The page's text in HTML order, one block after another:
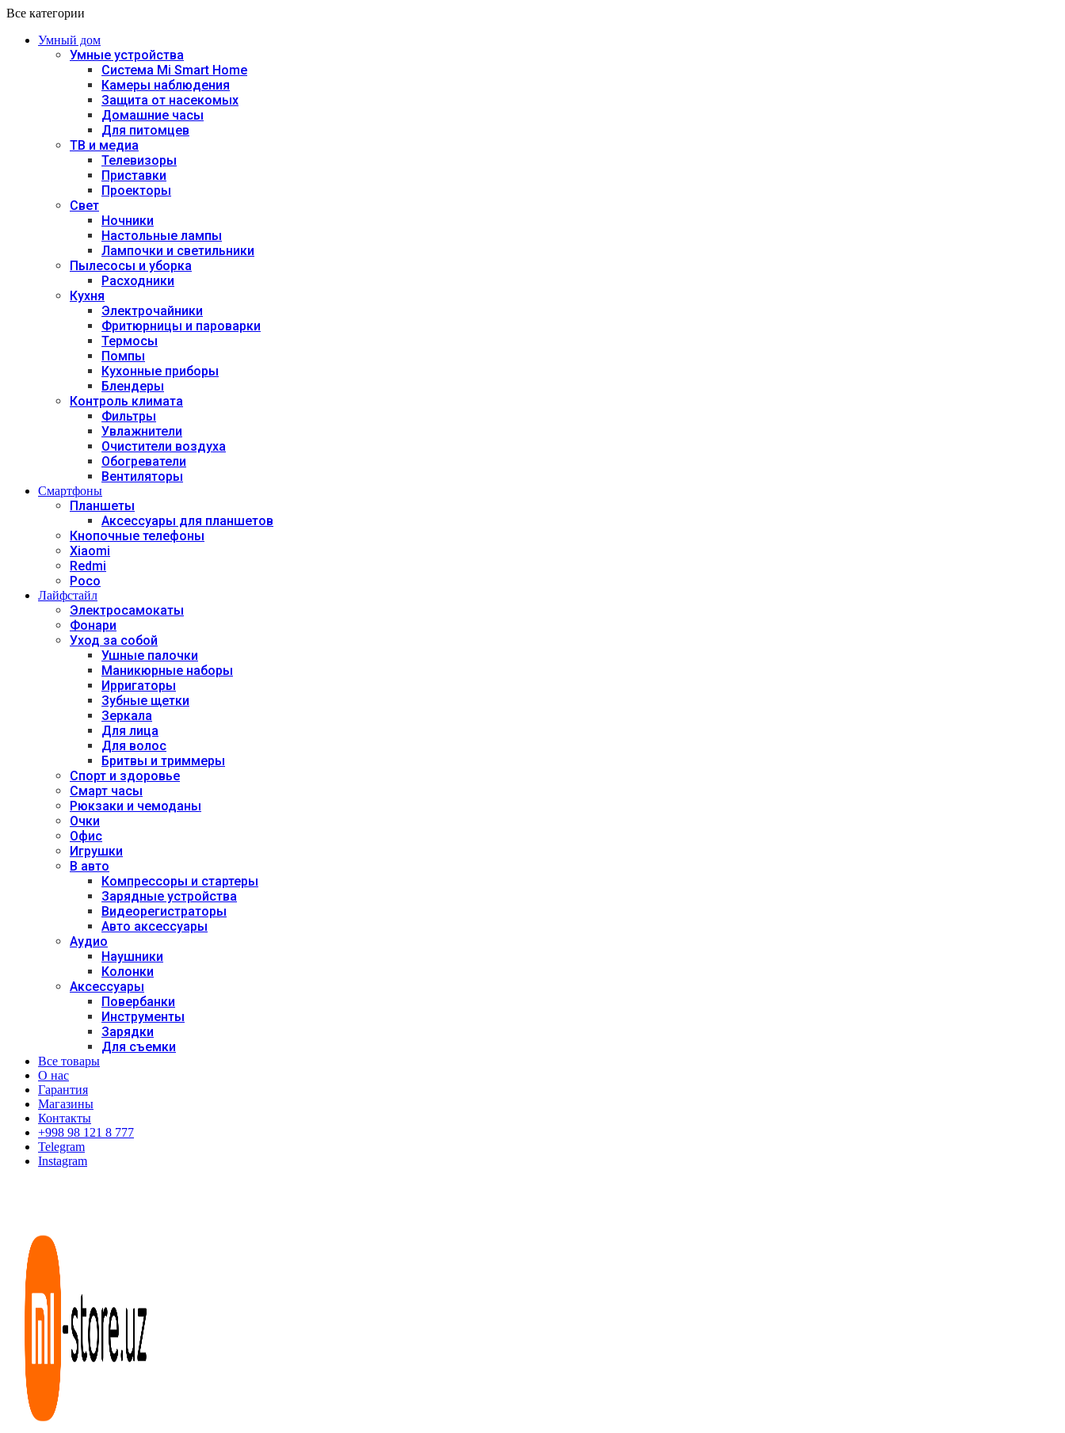
Все категории
Умный дом
Умные устройства
Система Mi Smart Home
Камеры наблюдения
Защита от насекомых
Домашние часы
Для питомцев
ТВ и медиа
Телевизоры
Приставки
Проекторы
Свет
Ночники
Настольные лампы
Лампочки и светильники
Пылесосы и уборка
Расходники
Кухня
Электрочайники
Фритюрницы и пароварки
Термосы
Помпы
Кухонные приборы
Блендеры
Контроль климата
Фильтры
Увлажнители
Очистители воздуха
Обогреватели
Вентиляторы
Смартфоны
Планшеты
Аксессуары для планшетов
Кнопочные телефоны
Xiaomi
Redmi
Poco
Лайфстайл
Электросамокаты
Фонари
Уход за собой
Ушные палочки
Маникюрные наборы
Ирригаторы
Зубные щетки
Зеркала
Для лица
Для волос
Бритвы и триммеры
Спорт и здоровье
Смарт часы
Рюкзаки и чемоданы
Очки
Офис
Игрушки
В авто
Компрессоры и стартеры
Зарядные устройства
Видеорегистраторы
Авто аксессуары
Аудио
Наушники
Колонки
Аксессуары
Повербанки
Инструменты
Зарядки
Для съемки
Все товары
О нас
Гарантия
Магазины
Контакты
+998 98 121 8 777
Telegram
Instagram